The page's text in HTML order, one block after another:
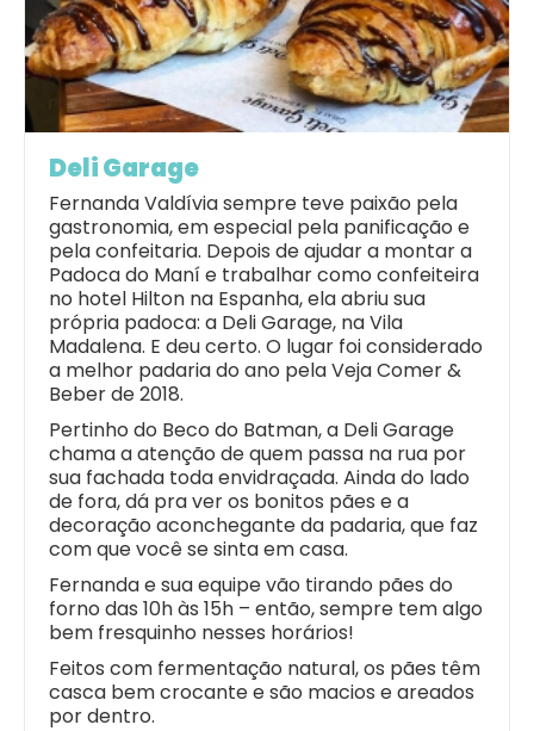
Deli Garage
Fernanda Valdívia sempre teve paixão pela
gastronomia, em especial pela panificação e
pela confeitaria. Depois de ajudar a montar a
Padoca do Maní e trabalhar como confeiteira
no hotel Hilton na Espanha, ela abriu sua
própria padoca: a Deli Garage, na Vila
Madalena. E deu certo. O lugar foi considerado
a melhor padaria do ano pela Veja Comer &
Beber de 2018.
Pertinho do Beco do Batman, a Deli Garage
chama a atenção de quem passa na rua por
sua fachada toda envidraçada. Ainda do lado
de fora, dá pra ver os bonitos pães e a
decoração aconchegante da padaria, que faz
com que você se sinta em casa.
Fernanda e sua equipe vão tirando pães do
forno das 10h às 15h – então, sempre tem algo
bem fresquinho nesses horários!
Feitos com fermentação natural, os pães têm
casca bem crocante e são macios e areados
por dentro.